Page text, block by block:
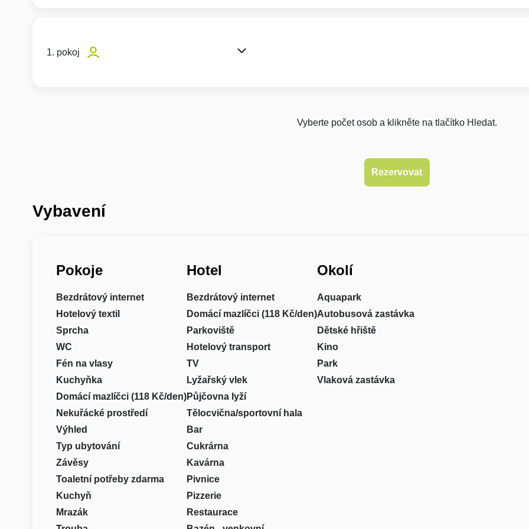
1. pokoj
Vyberte počet osob a klikněte na tlačítko Hledat.
Vybavení
Pokoje
Bezdrátový internet
Hotelový textil
Sprcha
WC
Fén na vlasy
Kuchyňka
Domácí mazlíčci (118 Kč/den)
Nekuřácké prostředí
Výhled
Typ ubytování
Závěsy
Toaletní potřeby zdarma
Kuchyň
Mrazák
Hotel
Bezdrátový internet
Domácí mazlíčci (118 Kč/den)
Parkoviště
Hotelový transport
TV
Lyžařský vlek
Půjčovna lyží
Tělocvična/sportovní hala
Bar
Cukrárna
Kavárna
Pivnice
Pizzerie
Restaurace
Okolí
Aquapark
Autobusová zastávka
Dětské hřiště
Kino
Park
Vlaková zastávka